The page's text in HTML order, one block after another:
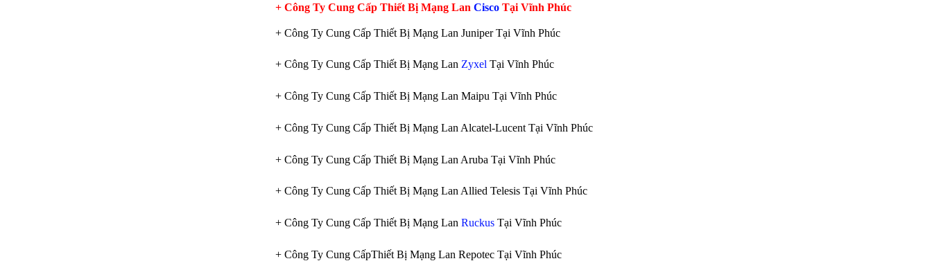
+ Công Ty Cung Cấp Thiết Bị Mạng Lan Cisco Tại Vĩnh Phúc
+ Công Ty Cung Cấp Thiết Bị Mạng Lan Juniper Tại Vĩnh Phúc
+ Công Ty Cung Cấp Thiết Bị Mạng Lan Zyxel Tại Vĩnh Phúc
+ Công Ty Cung Cấp Thiết Bị Mạng Lan Maipu Tại Vĩnh Phúc
+ Công Ty Cung Cấp Thiết Bị Mạng Lan Alcatel-Lucent Tại Vĩnh Phúc
+ Công Ty Cung Cấp Thiết Bị Mạng Lan Aruba Tại Vĩnh Phúc
+ Công Ty Cung Cấp Thiết Bị Mạng Lan Allied Telesis Tại Vĩnh Phúc
+ Công Ty Cung Cấp Thiết Bị Mạng Lan Ruckus Tại Vĩnh Phúc
+ Công Ty Cung CấpThiết Bị Mạng Lan Repotec Tại Vĩnh Phúc